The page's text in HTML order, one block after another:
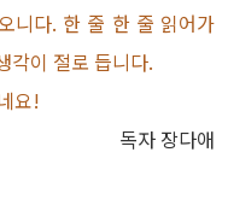
니다. 한 줄 한 줄 읽어가
각이 절로 듭니다.
요!
독자 장다애